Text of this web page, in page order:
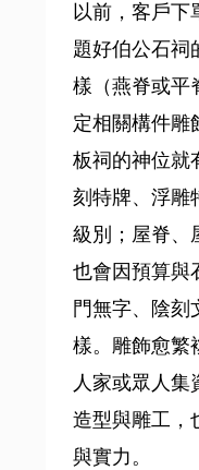
以前，客戶下
題好伯公石祠
樣（燕脊或平
定相關構件雕
板祠的神位就
刻特牌、浮雕
級別；屋脊、
也會因預算與
門無字、陰刻
樣。雕飾愈繁
人家或眾人集
造型與雕工，
與實力。